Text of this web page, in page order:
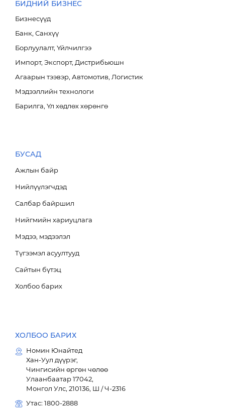
Салбар байршил
Тендер
БИДНИЙ БИЗНЕС
Бизнесүүд
Банк, Санхүү
Борлуулалт, Үйлчилгээ
Импорт, Экспорт, Дистрибьюшн
Агаарын тээвэр, Автомотив, Логистик
Мэдээллийн технологи
Барилга, Үл хөдлөх хөрөнгө
БУСАД
Ажлын байр
Нийлүүлэгчдэд
Салбар байршил
Нийгмийн хариуцлага
Мэдээ, мэдээлэл
Түгээмэл асуултууд
Сайтын бүтэц
Холбоо барих
ХОЛБОО БАРИХ
Номин Юнайтед
Хан-Уул дүүрэг,
Чингисийн өргөн чөлөө
Улаанбаатар 17042,
Монгол Улс, 210136, Ш / Ч-2316
Утас: 1800-2888